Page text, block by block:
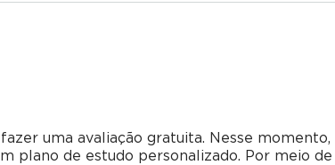
uma avaliação gratuita. Nesse
plano de estudo personalizado. Por meio